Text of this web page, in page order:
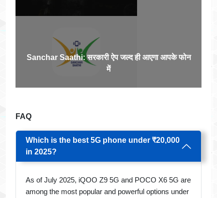
Sanchar Saathi: सरकारी ऐप जल्द ही आएगा आपके फोन
में
FAQ
Which is the best 5G phone under ₹20,000
in 2025?
As of July 2025, iQOO Z9 5G and POCO X6 5G are
among the most popular and powerful options under